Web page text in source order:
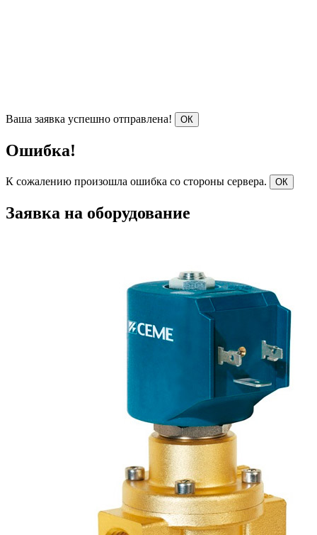
Ваша заявка успешно отправлена! ОК
Ошибка!
К сожалению произошла ошибка со стороны сервера. ОК
Заявка на оборудование